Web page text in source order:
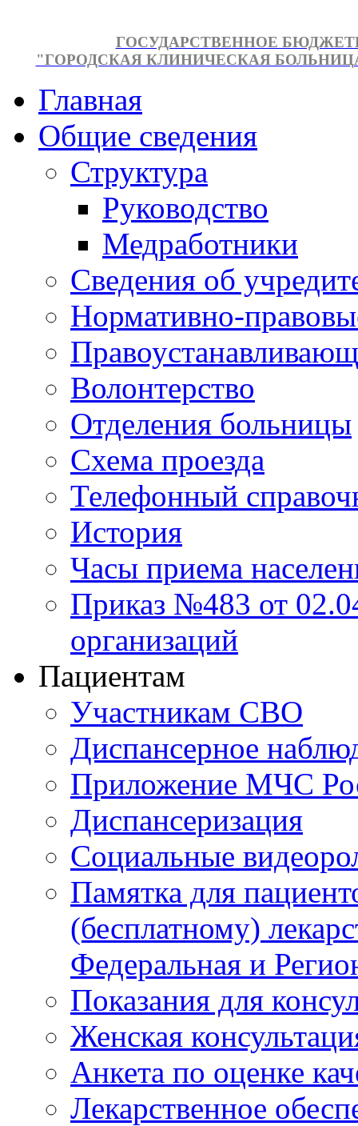
ГОСУДАРСТВЕННОЕ
"ГОРОДСКАЯ КЛИНИЧЕСКАЯ
Главная
Общие сведения
Структура
Руководство
Медработники
Сведения об
Нормативно-
Волонтерство
Отделения больницы
Схема проезда
Телефонный
История
Часы приема
Приказ №483 от
организаций
Пациентам
Участникам СВО
Диспансерное
Приложение МЧС
Диспансеризация
Социальные
Памятка для
(бесплатному)
Федеральная и
Показания для
Женская
Анкета по оценке
Лекарственное